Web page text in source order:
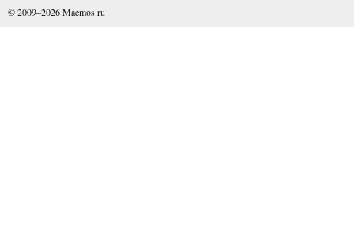
© 2009–2026Maemos.ru